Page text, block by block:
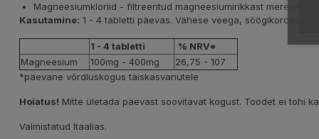
Magneesiumkloriid - filtreeritud magneesiumirikkast mereveest.
Kasutamine: 1 - 4 tabletti päevas. Vähese veega, söögikordade
1 - 4 tabletti
% NRV*
Magneesium
100mg - 400mg
26,75 - 107
*päevane võrdluskogus täiskasvanutele
Hoiatus! Mitte ületada päevast soovitavat kogust. Toodet ei tohi
Valmistatud Itaalias.